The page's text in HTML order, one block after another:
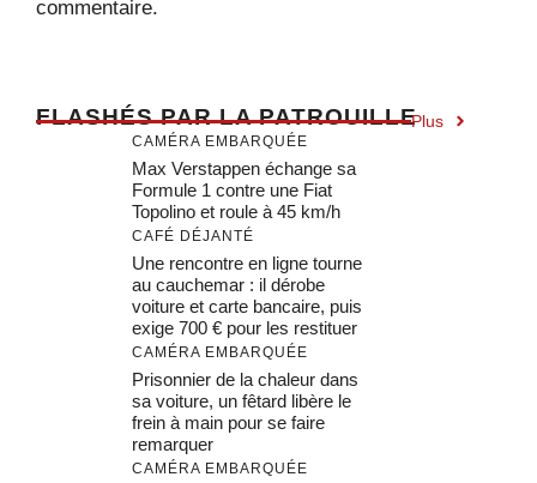
commentaire.
FLASHÉS PAR LA PATROUILLEPlus
CAMÉRA EMBARQUÉE
Max Verstappen échange sa
Formule 1 contre une Fiat
Topolino et roule à 45 km/h
CAFÉ DÉJANTÉ
Une rencontre en ligne tourne
au cauchemar : il dérobe
voiture et carte bancaire, puis
exige 700 € pour les restituer
CAMÉRA EMBARQUÉE
Prisonnier de la chaleur dans
sa voiture, un fêtard libère le
frein à main pour se faire
remarquer
CAMÉRA EMBARQUÉE